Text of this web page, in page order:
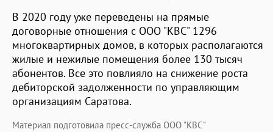
В 2020 году уже переведены на прямые
договорные отношения с ООО "КВС" 1296
многоквартирных домов, в которых располагаются
жилые и нежилые помещения более 130 тысяч
абонентов. Все это повлияло на снижение роста
дебиторской задолженности по управляющим
организациям Саратова.
Материал подготовила пресс-служба ООО "КВС"